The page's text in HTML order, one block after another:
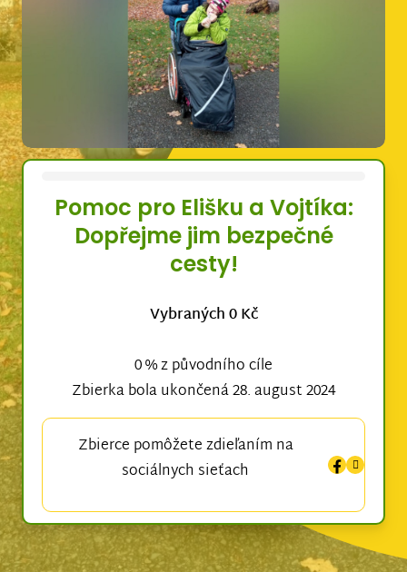
Pomoc pro Elišku a Vojtíka:
Dopřejme jim bezpečné
cesty!
Vybraných 0 Kč
0 % z původního cíle
Zbierka bola ukončená 28. august 2024
Zbierce pomôžete zdieľaním na
sociálnych sieťach